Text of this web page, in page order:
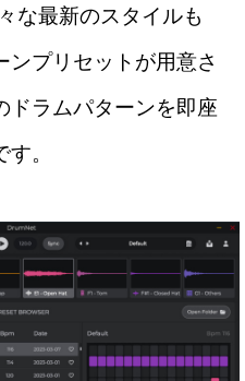
な最新のスタイルも
プリセットが用意さ
ドラムパターンを即座
。